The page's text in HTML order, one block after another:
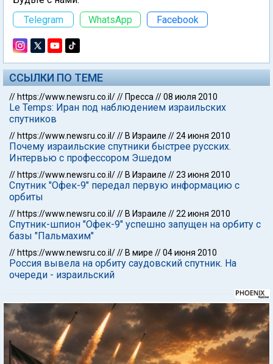
Telegram
WhatsApp Facebook
ССЫЛКИ ПО ТЕМЕ
// https://www.newsru.co.il/// Пресса //08 июля 2010
Le Temps: Иран под наблюдением израильских
спутников
// https://www.newsru.co.il/// В Израиле //24 июня 2010
Почему израильские спутники быстрее русских.
Интервью с профессором Эшедом
// https://www.newsru.co.il/// В Израиле //23 июня 2010
Спутник "Офек-9" передал первую информацию с
орбиты
// https://www.newsru.co.il/// В Израиле //22 июня 2010
Спутник-шпион "Офек-9" успешно запущен на орбиту с
базы "Пальмахим"
// https://www.newsru.co.il/// В мире //04 июня 2010
Россия вывела на орбиту саудовский спутник. На
очереди - израильский